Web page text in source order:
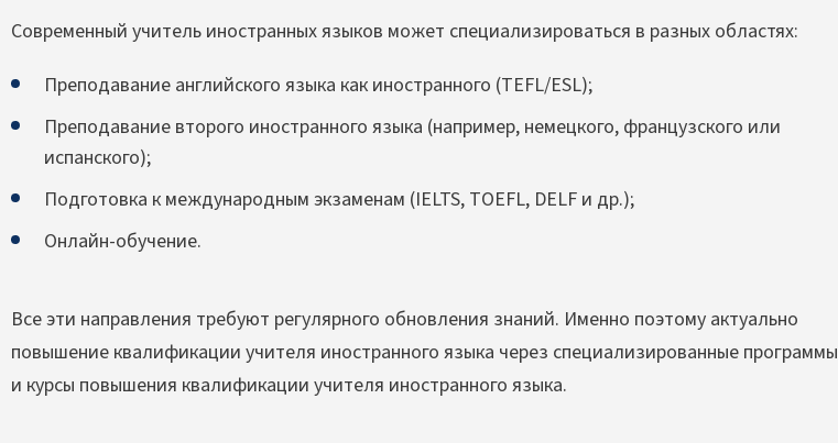
Современный учитель иностранных языков может специализироваться в разных областях:
Преподавание английского языка как иностранного (TEFL/ESL);
Преподавание второго иностранного языка (например, немецкого, французского или
испанского);
Подготовка к международным экзаменам (IELTS, TOEFL, DELF и др.);
Онлайн-обучение.
Все эти направления требуют регулярного обновления знаний. Именно поэтому актуально
повышение квалификации учителя иностранного языка через специализированные программы
и курсы повышения квалификации учителя иностранного языка.